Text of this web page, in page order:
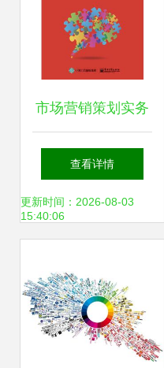
市场营销策划实务
从理论到执行的系
统化指南
查看详情
更新时间：2026-08-03
15:40:06